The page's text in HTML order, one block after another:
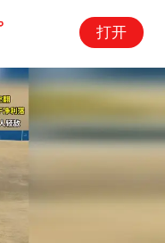
打开